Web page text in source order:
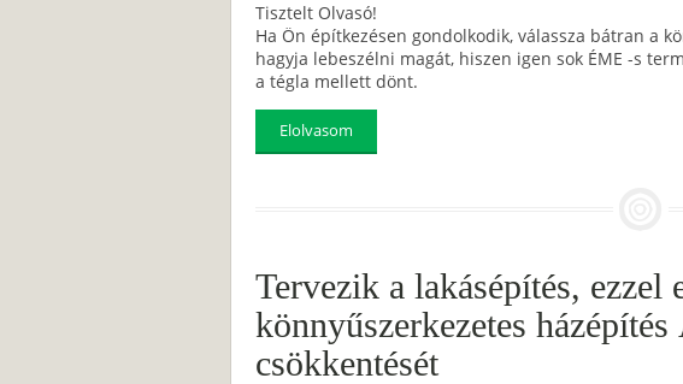
Tisztelt Olvasó!
Ha Ön építkezésen gondolkodik, válassza bátran a
hagyja lebeszélni magát, hiszen igen sok ÉME -s
a tégla mellett dönt.
Elolvasom
Tervezik a lakásépítés, ezzel
könnyűszerkezetes
csökkentését